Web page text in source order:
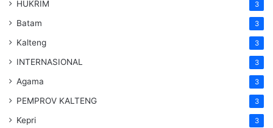
HUKRIM 3
Batam 3
Kalteng 3
INTERNASIONAL 3
Agama 3
PEMPROV KALTENG 3
Kepri 3